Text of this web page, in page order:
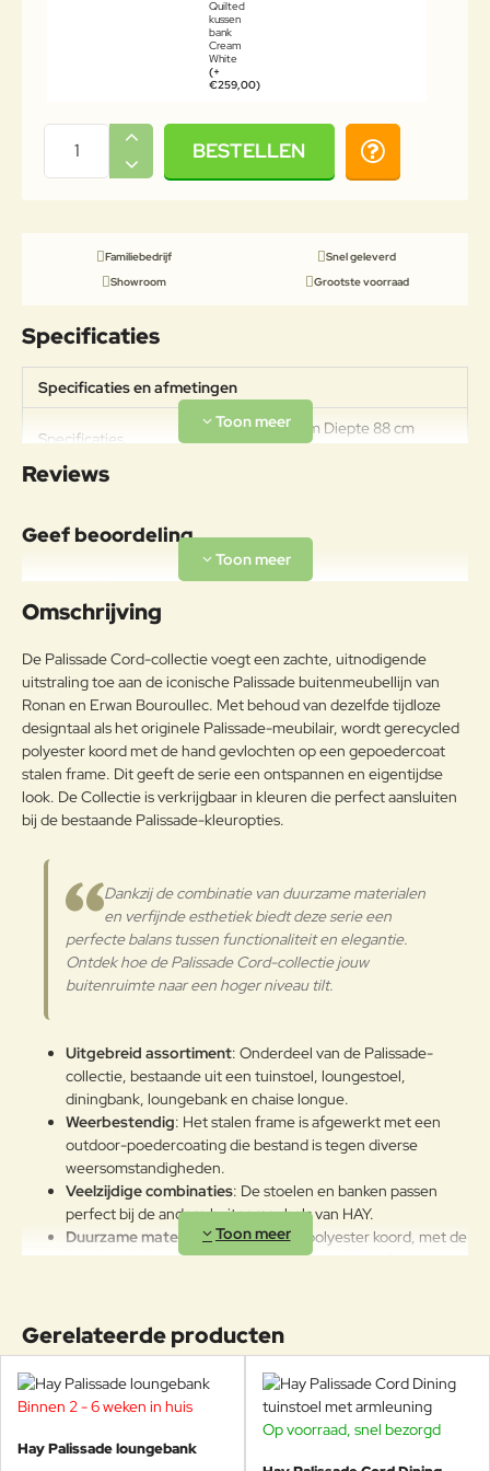
Quilted
kussen
bank
Cream
White
(+
€259,00)
BESTELLEN
Familiebedrijf
Snel geleverd
Showroom
Grootste voorraad
Specificaties
Specificaties en afmetingen
Specificaties
Breedte 139 cm Diepte 88 cm
Buitenkussen
synthetische stof die bekend staat
om zijn duurzaamheid,
productieproces volledig
doordrongen met kleur, waardoor
de stof beter bestand is tegen
vervaging door zonlicht of intensief
gebruik.Dankzij de
waterafstotende afwerking stoot
de stof water en vuil effectief af,
wat ideaal is voor gebruik
perfect geschikt voor tuinmeubels
en andere buitenaccessoires die
bestand moeten zijn tegen
uiteenlopende
weersomstandigheden.
OM HET PRODUCT LANG IN
GOEDE STAAT TE BEHOUDEN,
ADVISEREN WIJ HET TIJDENS DE
WINTER OP EEN AFGESLOTEN
DROGE PLAATS TE BEWAREN
ZODAT CONDENSVORMING
WORDT VERMEDEN. INDIEN DE
PRODUCTEN DICHT BIJ DE ZEE
WORDEN OPGESLAGEN, IS HET
OPPERVLAKKEN MET EEN
ZACHTE DOEK TE REINIGEN.
GEBRUIK WATER OF
DETERGENTIA EN BESCHERM
ZE MET VASELINE-OLIE OF
AUTOWAS. MOCHT U DE
TUINMEUBELEN TOCH BUITEN
Reviews
Geef beoordeling
Uw naam:
g:
Note:HTML-code wordt niet vertaald!
Waardering:
Waarderin
g:
Slecht
Verder
Omschrijving
De Palissade Cord-collectie voegt een zachte, uitnodigende
uitstraling toe aan de iconische Palissade buitenmeubellijn van
Ronan en Erwan Bouroullec. Met behoud van dezelfde tijdloze
designtaal als het originele Palissade-meubilair, wordt gerecycled
polyester koord met de hand gevlochten op een gepoedercoat
stalen frame. Dit geeft de serie een ontspannen en eigentijdse
look. De Collectie is verkrijgbaar in kleuren die perfect aansluiten
bij de bestaande Palissade-kleuropties.
Dankzij de combinatie van duurzame materialen
en verfijnde esthetiek biedt deze serie een
perfecte balans tussen functionaliteit en elegantie.
Ontdek hoe de Palissade Cord-collectie jouw
buitenruimte naar een hoger niveau tilt.
Uitgebreid assortiment: Onderdeel van de Palissade-
collectie, bestaande uit een tuinstoel, loungestoel,
diningbank, loungebank en chaise longue.
Weerbestendig: Het stalen frame is afgewerkt met een
outdoor-poedercoating die bestand is tegen diverse
weersomstandigheden.
Veelzijdige combinaties: De stoelen en banken passen
perfect bij de andere buitenmeubels van HAY.
Duurzame materialen: Gerecycled polyester koord, met de
hand gevlochten op een stalen frame, perfect afgestemd
Deze loungebank is 139cm breed, 88cm diep en 70cm
hoog, de zitting is 38cm hoog.
Toch liever de stalen
Hay Palissade loungebank
De Palissade Cord-collectie is ideaal voor
Gerelateerde producten
-19%
Binnen 2 - 6 weken in huis
Hay Palissade loungebank
-17%
Op voorraad, snel bezorgd